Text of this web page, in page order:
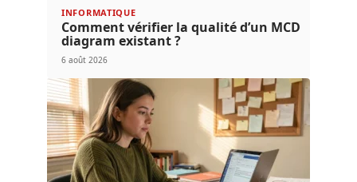
INFORMATIQUE
Comment vérifier la qualité d’un MCD
diagram existant ?
6 août 2026